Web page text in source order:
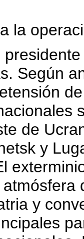
la
Según
de
y
y